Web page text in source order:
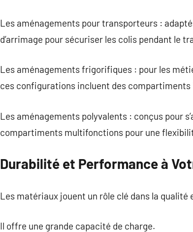
Les aménagements pour transporteurs :
d’arrimage pour sécuriser les colis pendant le
Les aménagements frigorifiques : pour les
ces configurations incluent des compartiments
Les aménagements polyvalents : conçus pour
compartiments multifonctions pour une
Durabilité et Performance à
Les matériaux jouent un rôle clé dans la
Il offre une grande capacité de charge.